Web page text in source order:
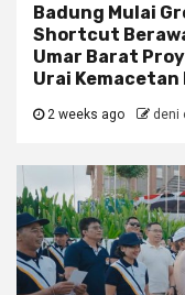
Badung Mulai
Shortcut
Umar Barat
Urai Kemacetan
2 weeks ago deni